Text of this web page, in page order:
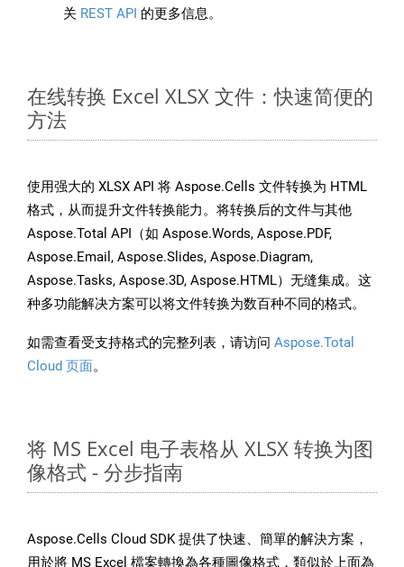
关 REST API 的更多信息。
在线转换 Excel XLSX 文件：快速简便的
方法
使用强大的 XLSX API 将 Aspose.Cells 文件转换为 HTML
格式，从而提升文件转换能力。将转换后的文件与其他
Aspose.Total API（如 Aspose.Words, Aspose.PDF,
Aspose.Email, Aspose.Slides, Aspose.Diagram,
Aspose.Tasks, Aspose.3D, Aspose.HTML）无缝集成。这
种多功能解决方案可以将文件转换为数百种不同的格式。
如需查看受支持格式的完整列表，请访问 Aspose.Total
Cloud 页面。
将 MS Excel 电子表格从 XLSX 转换为图
像格式 - 分步指南
Aspose.Cells Cloud SDK 提供了快速、簡單的解決方案，
用於將 MS Excel 檔案轉換為各種圖像格式，類似於上面為